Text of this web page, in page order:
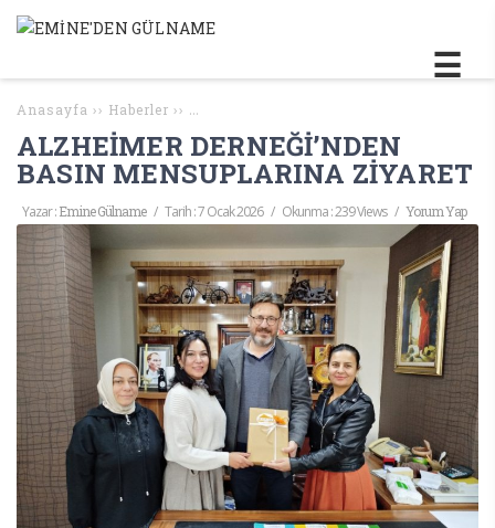
Anasayfa ›› Haberler ›› ALZHEİMER DERNEĞİ’NDEN BASIN
ALZHEİMER DERNEĞİ’NDEN
BASIN MENSUPLARINA ZİYARET
Yazar :Emine Gülname / Tarih :7 Ocak 2026 / Okunma : 239 Views / Yorum Yap